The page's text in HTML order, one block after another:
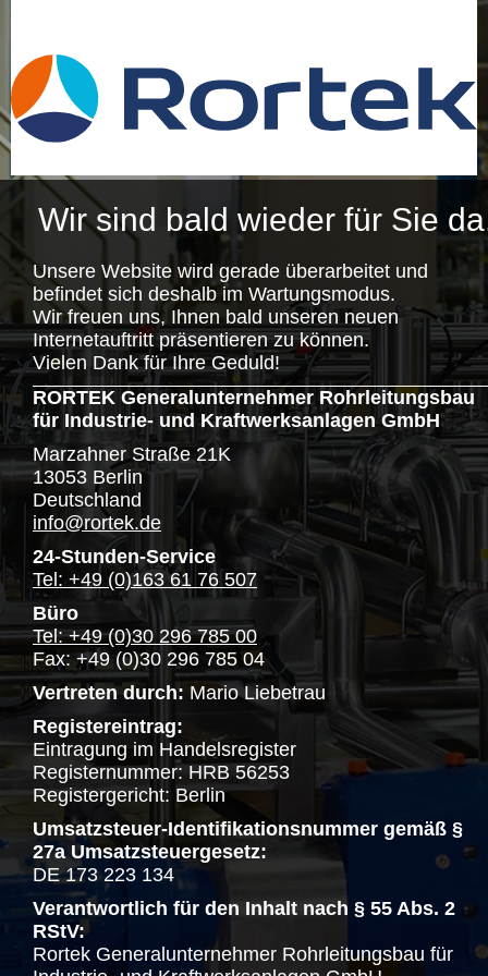
Wir sind bald wieder für Sie
Unsere Website wird gerade überarbeitet und
befindet sich deshalb im Wartungsmodus.
Wir freuen uns, Ihnen bald unseren neuen
Internetauftritt präsentieren zu können.
Vielen Dank für Ihre Geduld!
RORTEK Generalunternehmer Rohrleitungsbau
für Industrie- und Kraftwerksanlagen GmbH
Marzahner Straße 21K
13053 Berlin
Deutschland
info@rortek.de
24-Stunden-Service
Tel: +49 (0)163 61 76 507
Büro
Tel: +49 (0)30 296 785 00
Fax: +49 (0)30 296 785 04
Vertreten durch: Mario Liebetrau
Registereintrag:
Eintragung im Handelsregister
Registernummer: HRB 56253
Registergericht: Berlin
Umsatzsteuer-Identifikationsnummer gemäß §
27a Umsatzsteuergesetz:
DE 173 223 134
Verantwortlich für den Inhalt nach § 55 Abs. 2
RStV:
Rortek Generalunternehmer Rohrleitungsbau für